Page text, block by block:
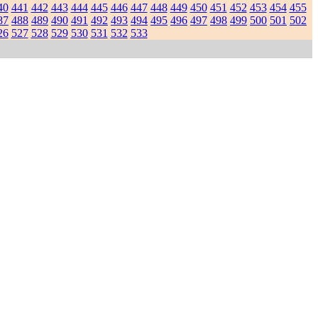
441 442 443 444 445 446 447 448 449 450 451 452 453 454 455
488 489 490 491 492 493 494 495 496 497 498 499 500 501 502
527 528 529 530 531 532 533